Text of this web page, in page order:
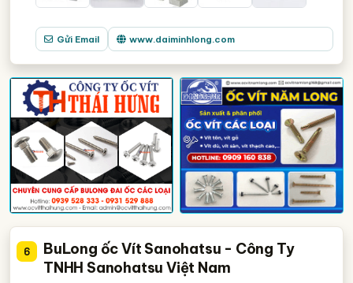
Gửi Email www.daiminhlong.com
6
BuLong ốc Vít Sanohatsu - Công Ty
TNHH Sanohatsu Việt Nam